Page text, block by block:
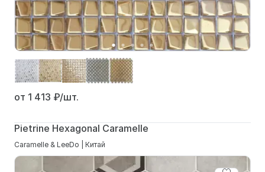
от 1 413 ₽/шт.
Pietrine Hexagonal Caramelle
Caramelle & LeeDo | Китай